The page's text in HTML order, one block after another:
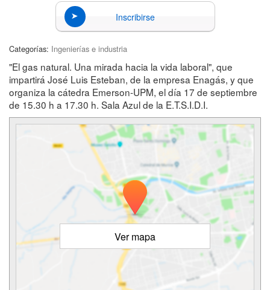
Inscribirse
Categorías: Ingenierías e industria
"El gas natural. Una mirada hacia la vida laboral", que
impartirá José Luis Esteban, de la empresa Enagás, y que
organiza la cátedra Emerson-UPM, el día 17 de septiembre
de 15.30 h a 17.30 h. Sala Azul de la E.T.S.I.D.I.
Ver mapa